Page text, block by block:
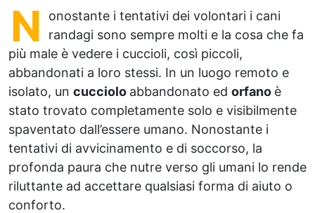
N
onostante i tentativi dei volontari i cani
randagi sono sempre molti e la cosa che fa
più male è vedere i cuccioli, così piccoli,
abbandonati a loro stessi. In un luogo remoto e
isolato, un cucciolo abbandonato ed orfano è
stato trovato completamente solo e visibilmente
spaventato dall’essere umano. Nonostante i
tentativi di avvicinamento e di soccorso, la
profonda paura che nutre verso gli umani lo rende
riluttante ad accettare qualsiasi forma di aiuto o
conforto.